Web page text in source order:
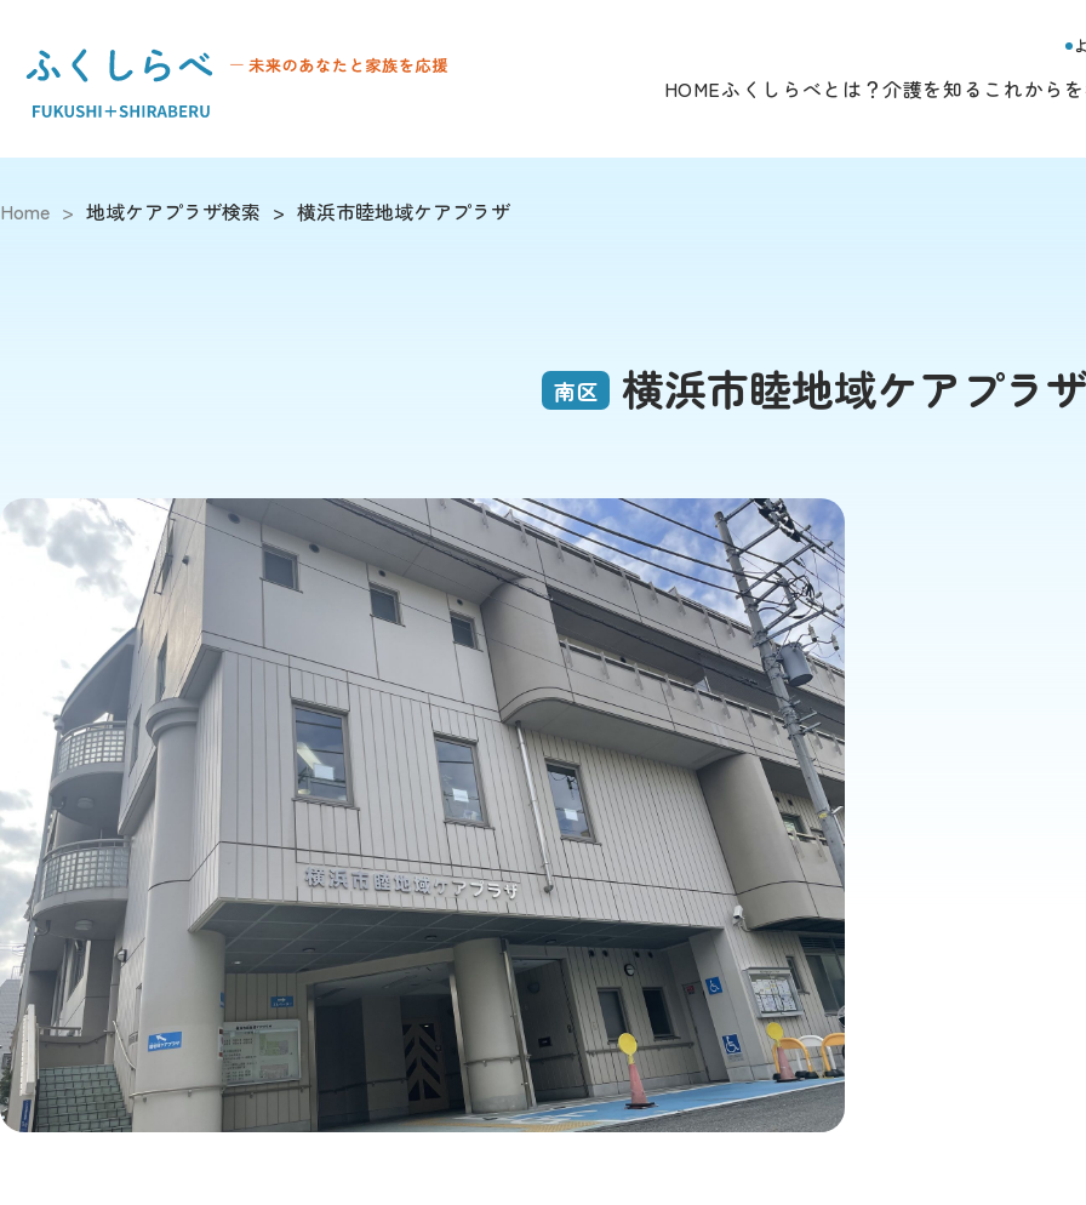
HOMEふくしらべとは？介護を知る これから
Home > 地域ケアプラザ検索 > 横浜市睦地域ケアプラザ
南区 横浜市睦地域ケアプラ